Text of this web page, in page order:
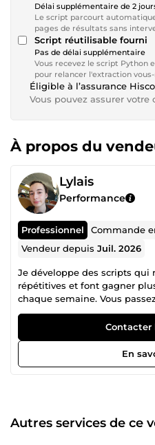
Délai supplémentaire de 2
Le script parcourt
pages de résultats sans
Script réutilisable fourni
Pas de délai supplémentaire
Vous recevez le script Python
pour relancer l'extraction
Éligible à l’assurance
Vous pouvez assurer
À propos du
Lylais
Performance
Professionnel Commande
Vendeur depuisJuil. 2026
Je développe des scripts qui
répétitives et font gagner
chaque semaine. Vous
données, à surveiller des
manuellement ? Je code la
place. Ce que je maîtrise : —
Selenium) — Automatisation
APIs, alertes email) — Export
œil avant de commander.
Contacter
En
Autres services de ce